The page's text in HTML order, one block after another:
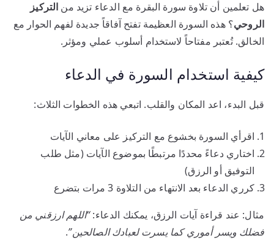
هل تعلمين أن تلاوة سورة البقرة مع الدعاء تزيد من التركيز
الروحي؟ هذه السورة العظيمة تفتح آفاقاً جديدة لفهم الحوار مع
الخالق. تُعتبر مفتاحاً لاستخدام أسلوب عملي ومؤثر.
كيفية استخدام السورة في الدعاء
قبل البدء، اعد المكان والقلب. اتبعي هذه الخطوات الثلاث:
اقرأي السورة بخشوع مع التركيز على معاني الآيات
اختاري دعاءً محددًا مرتبطًا بموضوع الآيات (مثل طلب
التوفيق أو الرزق)
كرري الدعاء بعد الانتهاء من التلاوة 3 مرات بتضرع
مثال: عند قراءة آيات الرزق، يمكنك الدعاء:“اللهم ارزقني من
فضلك ويسر أموري كما يسرت لعبادك الصالحين”.